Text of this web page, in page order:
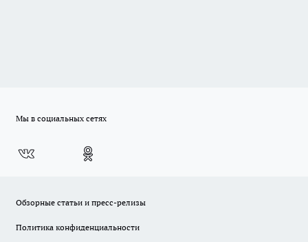
Мы в социальных сетях
Обзорные статьи и пресс-релизы
Политика конфиденциальности